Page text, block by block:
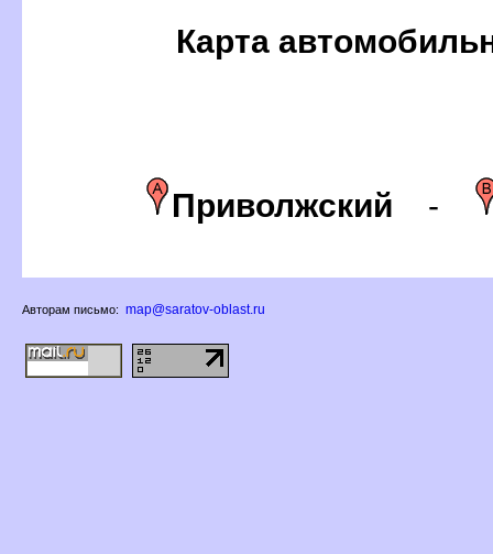
Карта
Приволжский -
Авторам письмо: map@saratov-oblast.ru